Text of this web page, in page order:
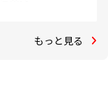
もっと見る